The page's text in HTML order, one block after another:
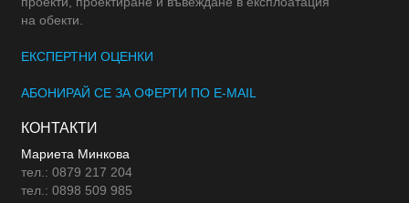
на обекти.
ЕКСПЕРТНИ ОЦЕНКИ
АБОНИРАЙ СЕ ЗА ОФЕРТИ ПО E-MAIL
КОНТАКТИ
Мариета Минкова
тел.: 0879 217 204
тел.: 0898 509 985